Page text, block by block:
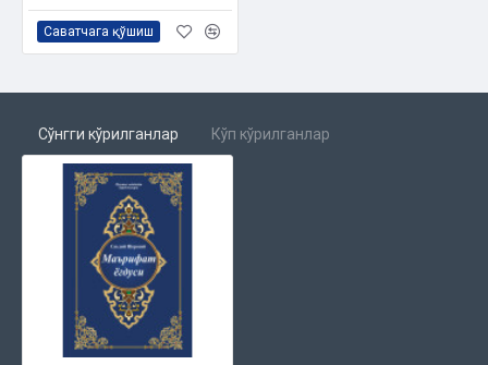
Саватчага қўшиш
Сўнгги кўрилганлар Кўп кўрилганлар